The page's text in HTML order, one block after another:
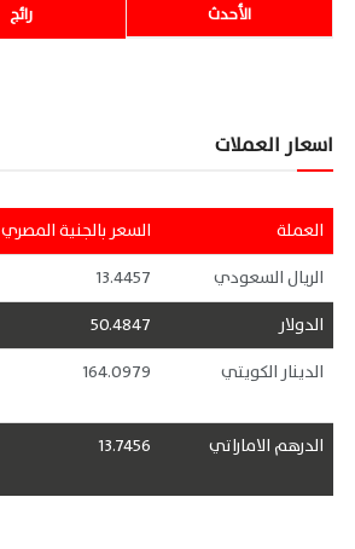
رائج الأحدث
اسعار العملات
العملة
السعر بالجنية المصري
الريال السعودي
13.4457
الدولار
50.4847
الدينار الكويتي
164.0979
الدرهم الاماراتي 13.7456